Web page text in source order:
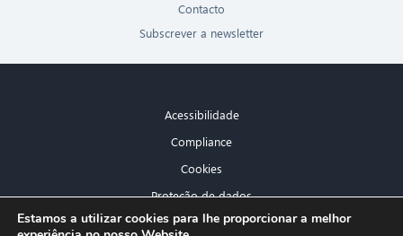
Contacto
Subscrever a newsletter
Acessibilidade
Compliance
Cookies
Proteção de dados
Aviso legal
Estamos a utilizar cookies para lhe proporcionar a melhor